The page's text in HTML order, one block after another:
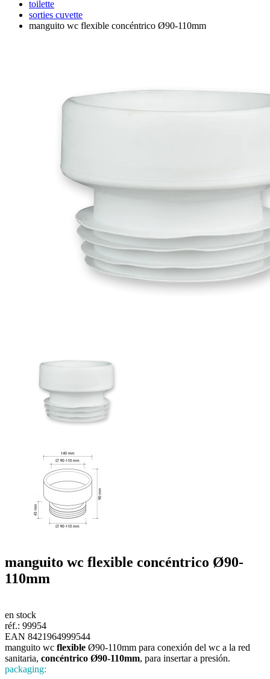
toilette
sorties cuvette
manguito wc flexible concéntrico Ø90-110mm
manguito wc flexible concéntrico Ø90-
110mm
en stock
réf.: 99954
EAN 8421964999544
manguito wc flexible Ø90-110mm para conexión del wc a la red
sanitaria, concéntrico Ø90-110mm, para insertar a presión.
packaging: